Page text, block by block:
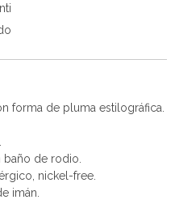
forma de pluma estilográfica.
de rodio.
nickel-free.
imán.